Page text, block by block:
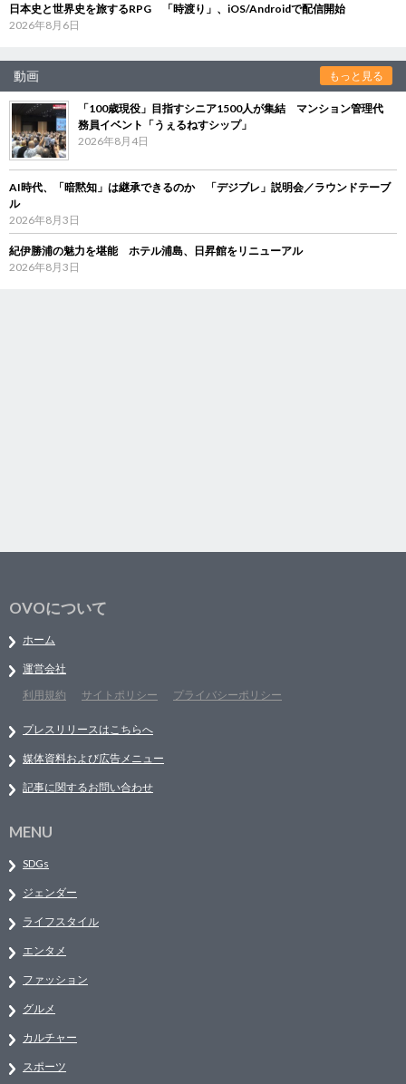
日本史と世界史を旅するRPG 「時渡り」、iOS/Androidで配信開始
2026年8月6日
動画 もっと見る
「100歳現役」目指すシニア1500人が集結 マンション管理代
務員イベント「うぇるねすシップ」
2026年8月4日
AI時代、「暗黙知」は継承できるのか 「デジブレ」説明会／ラウンドテーブ
ル
2026年8月3日
紀伊勝浦の魅力を堪能 ホテル浦島、日昇館をリニューアル
2026年8月3日
OVOについて
ホーム
運営会社
利用規約
サイトポリシー プライバシーポリシー
プレスリリースはこちらへ
媒体資料および広告メニュー
記事に関するお問い合わせ
MENU
SDGs
ジェンダー
ライフスタイル
エンタメ
ファッション
グルメ
カルチャー
スポーツ